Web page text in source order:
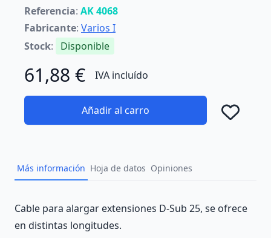
Referencia: AK 4068
Fabricante: Varios I
Stock: Disponible
61,88 € IVA incluído
Añadir al carro
Más información Hoja de datos Opiniones
Description
Cable para alargar extensiones D-Sub 25, se ofrece
en distintas longitudes.